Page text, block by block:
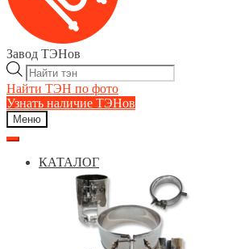
Завод ТЭНов
Поиск
товаров
Найти ТЭН по фото
Узнать наличие ТЭНов
Меню
КАТАЛОГ